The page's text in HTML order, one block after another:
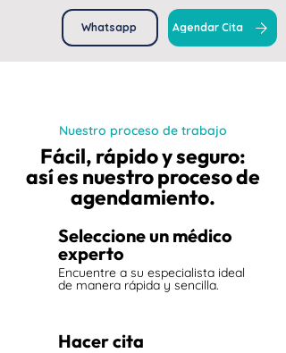
Whatsapp Agendar Cita
Nuestro proceso de trabajo
Fácil, rápido y seguro:
así es nuestro proceso de
agendamiento.
Seleccione un médico
experto
Encuentre a su especialista ideal
de manera rápida y sencilla.
Hacer cita